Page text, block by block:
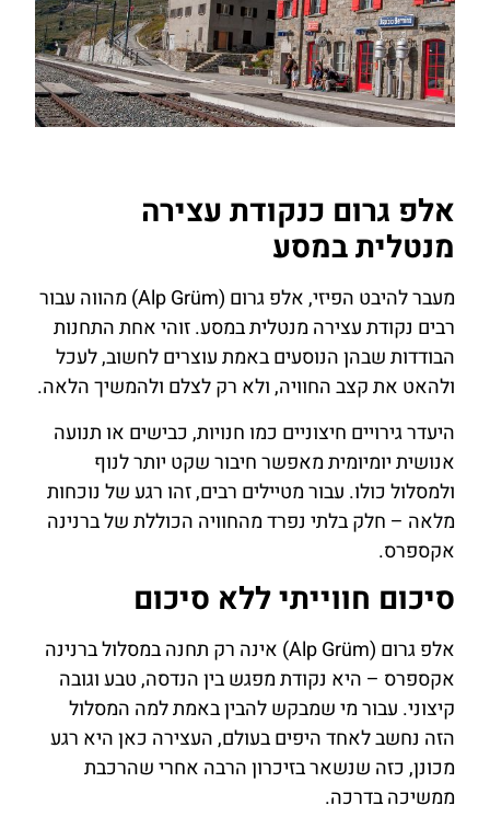
אלפ גרום כנקודת עצירה
מנטלית במסע
מעבר להיבט הפיזי, אלפ גרום (Alp Grüm) מהווה עבור
רבים נקודת עצירה מנטלית במסע. זוהי אחת התחנות
הבודדות שבהן הנוסעים באמת עוצרים לחשוב, לעכל
ולהאט את קצב החוויה, ולא רק לצלם ולהמשיך הלאה.
היעדר גירויים חיצוניים כמו חנויות, כבישים או תנועה
אנושית יומיומית מאפשר חיבור שקט יותר לנוף
ולמסלול כולו. עבור מטיילים רבים, זהו רגע של נוכחות
מלאה – חלק בלתי נפרד מהחוויה הכוללת של ברנינה
אקספרס.
סיכום חווייתי ללא סיכום
אלפ גרום (Alp Grüm) אינה רק תחנה במסלול ברנינה
אקספרס – היא נקודת מפגש בין הנדסה, טבע וגובה
קיצוני. עבור מי שמבקש להבין באמת למה המסלול
הזה נחשב לאחד היפים בעולם, העצירה כאן היא רגע
מכונן, כזה שנשאר בזיכרון הרבה אחרי שהרכבת
ממשיכה בדרכה.